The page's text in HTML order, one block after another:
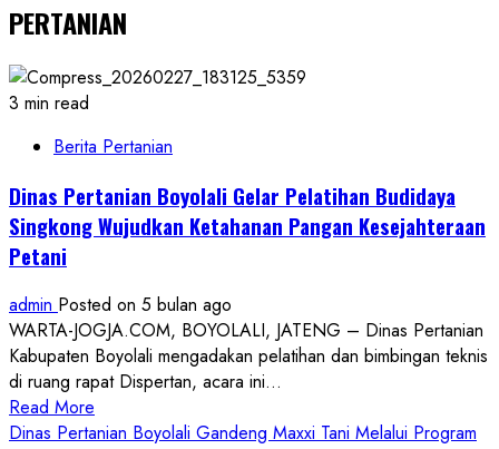
PERTANIAN
3 min read
Berita Pertanian
Dinas Pertanian Boyolali Gelar Pelatihan Budidaya
Singkong Wujudkan Ketahanan Pangan Kesejahteraan
Petani
admin Posted on 5 bulan ago
WARTA-JOGJA.COM, BOYOLALI, JATENG – Dinas Pertanian
Kabupaten Boyolali mengadakan pelatihan dan bimbingan teknis
di ruang rapat Dispertan, acara ini...
Read More
more
Dinas Pertanian Boyolali Gandeng Maxxi Tani Melalui Program